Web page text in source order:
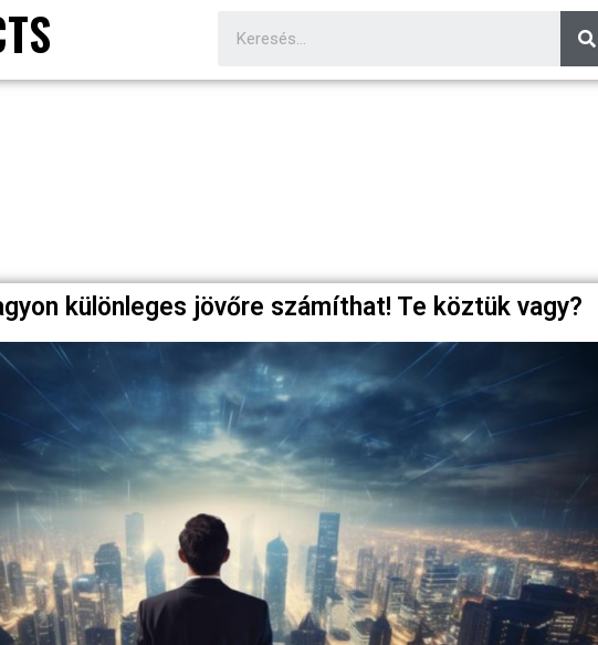
különleges jövőre számíthat! Te köztük vagy?